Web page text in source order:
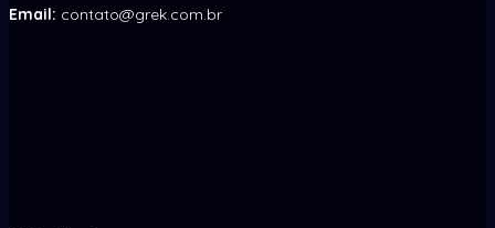
Email: contato@grek.com.br